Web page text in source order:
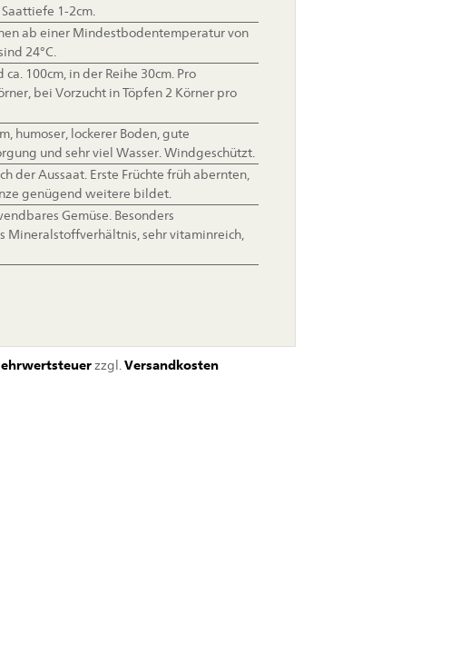
1-2cm.
ab einer Mindestbodentemperatur von
24°C.
ca. 100cm, in der Reihe 30cm. Pro
bei Vorzucht in Töpfen 2 Körner pro
humoser, lockerer Boden, gute
und sehr viel Wasser. Windgeschützt.
der Aussaat. Erste Früchte früh abernten,
genügend weitere bildet.
Gemüse. Besonders
Mineralstoffverhältnis, sehr vitaminreich,
zzgl. Versandkosten